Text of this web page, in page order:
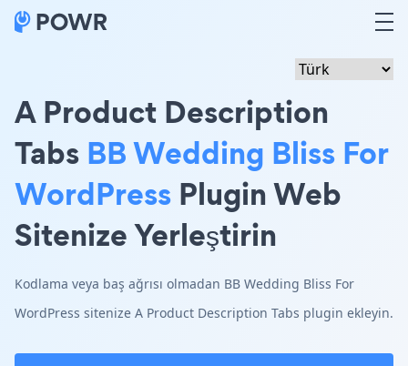
A Product Description
Tabs BB Wedding Bliss For
WordPress Plugin Web
Sitenize Yerleştirin
Kodlama veya baş ağrısı olmadan BB Wedding Bliss For
WordPress sitenize A Product Description Tabs plugin ekleyin.